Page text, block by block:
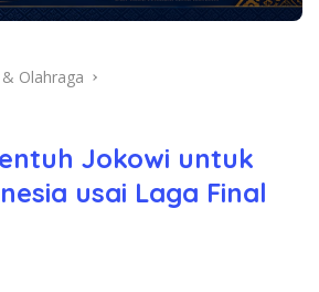
Olahraga
Jokowi untuk
usai Laga Final